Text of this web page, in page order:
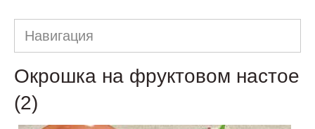
Навигация
Окрошка на фруктовом настое
(2)